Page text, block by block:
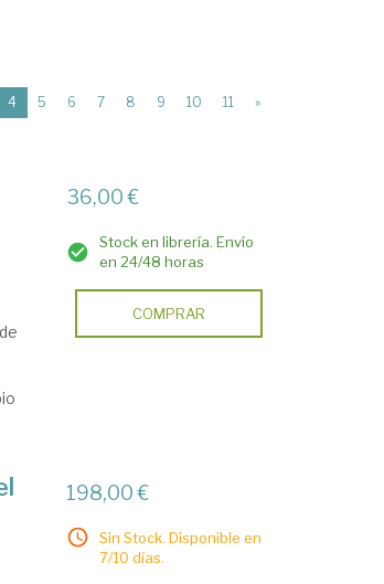
4(current)
5 6 7 8 9 10 11 »
36,00 €
Stock en librería. Envío
en 24/48 horas
COMPRAR
198,00 €
Sin Stock. Disponible en
7/10 días.